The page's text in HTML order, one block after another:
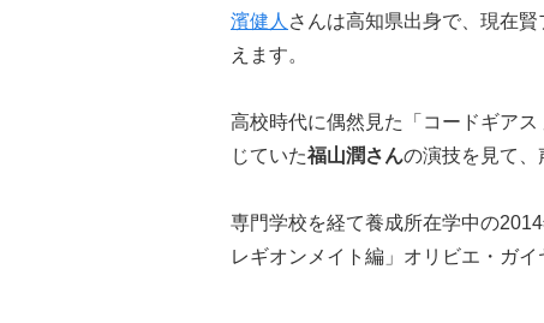
濱健人 さんは高知県出身で、現在
えます。
高校時代に偶然見た「コードギア
じていた福山潤さんの演技を見て、
専門学校を経て養成所在学中の
レギオンメイト編」オリビエ・ガ